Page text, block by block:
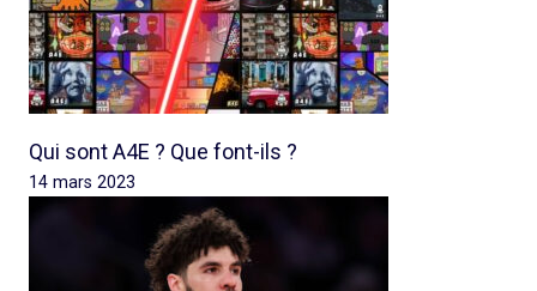
Qui sont A4E ? Que font-ils ?
14 mars 2023